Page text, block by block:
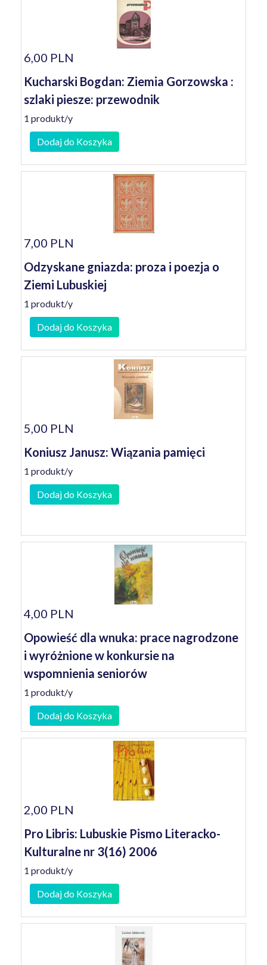
6,00 PLN
Kucharski Bogdan: Ziemia Gorzowska :
szlaki piesze: przewodnik
1 produkt/y
Dodaj do Koszyka
7,00 PLN
Odzyskane gniazda: proza i poezja o
Ziemi Lubuskiej
1 produkt/y
Dodaj do Koszyka
5,00 PLN
Koniusz Janusz: Wiązania pamięci
1 produkt/y
Dodaj do Koszyka
4,00 PLN
Opowieść dla wnuka: prace nagrodzone
i wyróżnione w konkursie na
wspomnienia seniorów
1 produkt/y
Dodaj do Koszyka
2,00 PLN
Pro Libris: Lubuskie Pismo Literacko-
Kulturalne nr 3(16) 2006
1 produkt/y
Dodaj do Koszyka